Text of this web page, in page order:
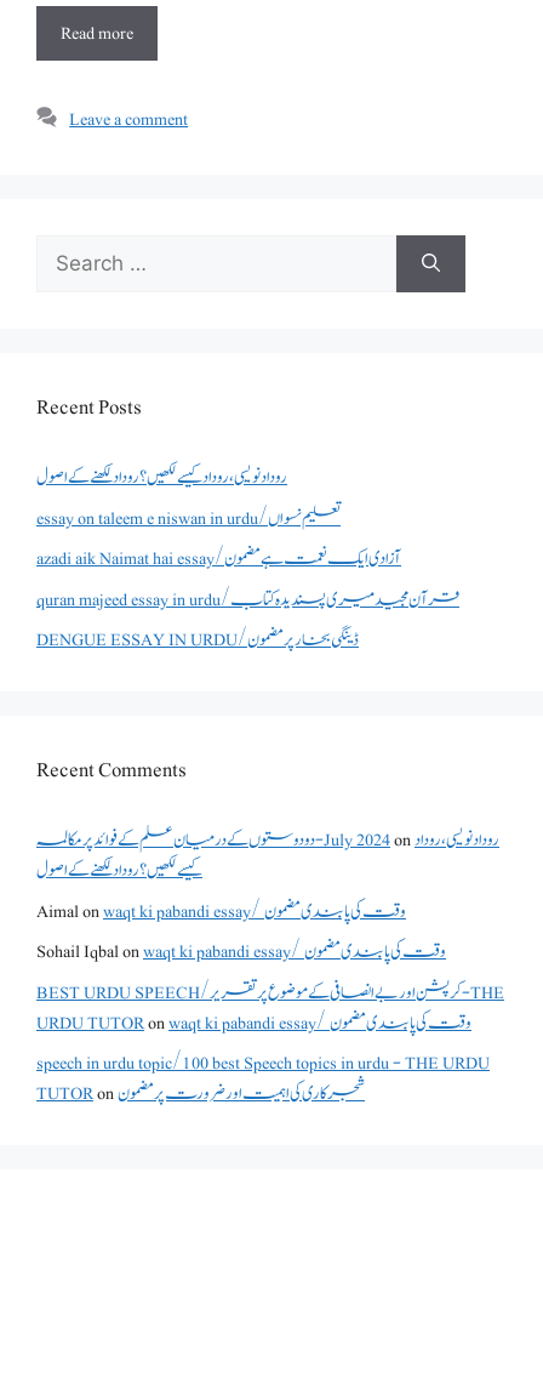
Read more
Leave a comment
Search
for:
Recent Posts
روداد نویسی ،روداد کیسے لکھیں؟ روداد لکھنے کے اصول
essay on taleem e niswan in urdu/تعلیم نسواں
azadi aik Naimat hai essay/آزادی ایک نعمت ہے مضمون
quran majeed essay in urdu/قرآن مجید میری پسندیدہ کتاب
DENGUE ESSAY IN URDU/ڈینگی بخار پر مضمون
Recent Comments
دو دوستوں کے درمیان علم کے فوائد پر مکالمہ - July 2024onروداد نویسی ،روداد
کیسے لکھیں؟ روداد لکھنے کے اصول
Aimalon
waqt ki pabandi essay/ وقت کی پابندی مضمون
Sohail Iqbalon
waqt ki pabandi essay/ وقت کی پابندی مضمون
BEST URDU SPEECH/کرپشن اور بے انصافی کے موضوع پر تقریر - THE
URDU TUTORon
waqt ki pabandi essay/ وقت کی پابندی مضمون
speech in urdu topic/100 best Speech topics in urdu - THE URDU
TUTORonشجرکاری کی اہمیت اور ضرورت پر مضمون